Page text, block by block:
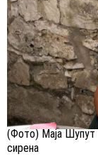
(Фото) Маја Шупут
сирена